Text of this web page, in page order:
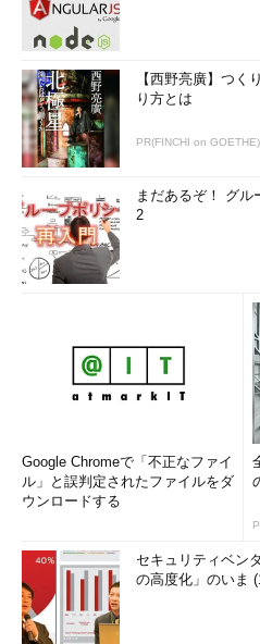
【西野亮廣】つく
り方とは
PR(FINCHI on GOETHE)
まだあるぞ！ グル
2
Google Chromeで「不正なファイ
ル」と誤判定されたファイルをダ
ウンロードする
セキュリティベン
の高度化」のいま